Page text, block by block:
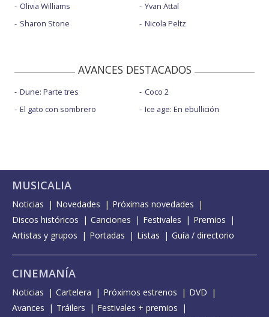
Olivia Williams
Sharon Stone
Yvan Attal
Nicola Peltz
AVANCES DESTACADOS
Dune: Parte tres
El gato con sombrero
Coco 2
Ice age: En ebullición
MUSICALIA
Noticias Novedades
Próximas novedades
Discos históricos
Canciones Festivales
Premios
Artistas y grupos
Portadas Listas Guía / directorio
CINEMANÍA
Noticias Cartelera Próximos estrenos
DVD
Avances
Tráilers
Festivales + premios